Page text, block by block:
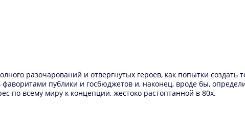
разочарований и отвергнутых героев, как попытки
фаворитами публики и госбюджетов и, наконец, вроде бы,
по всему миру к концепции, жестоко растоптанной в 80х.